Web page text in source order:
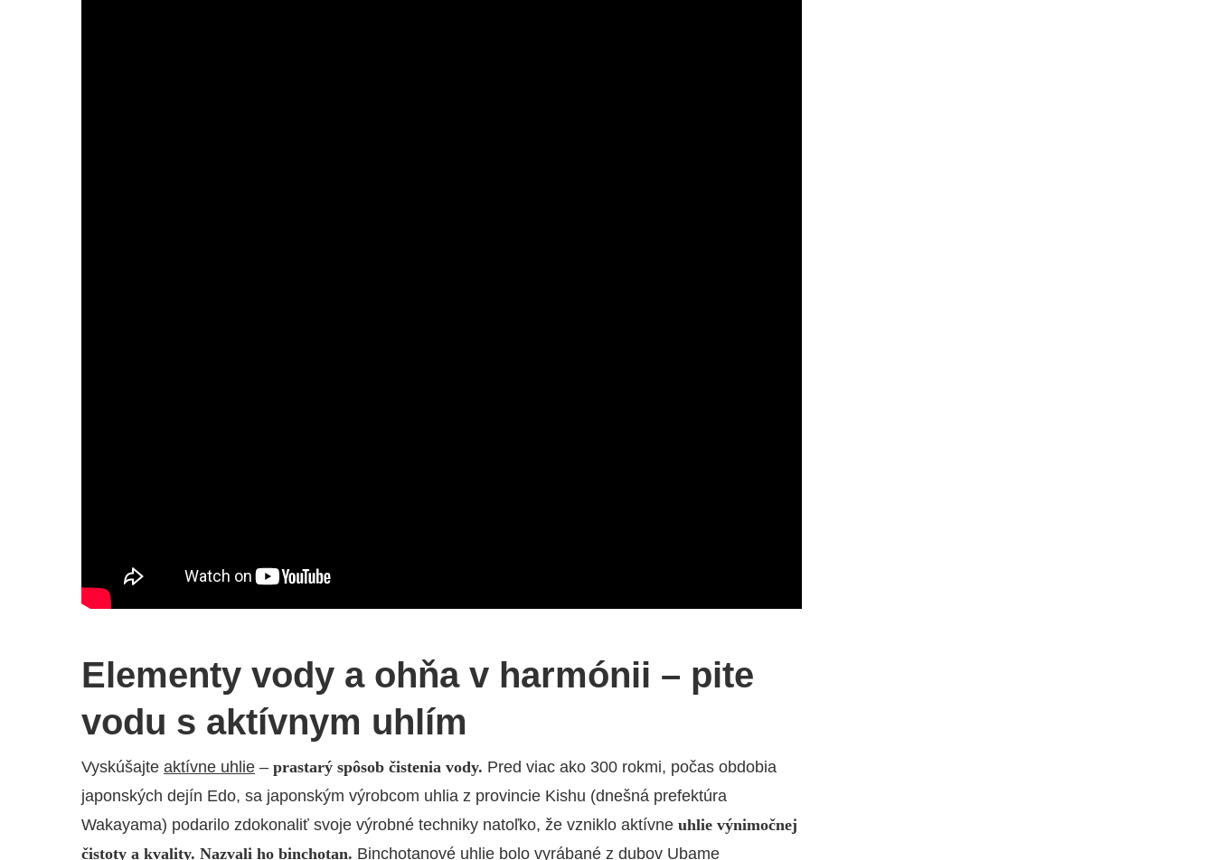
Elementy vody a ohňa v harmónii – pite
vodu s aktívnym uhlím
Vyskúšajte aktívne uhlie – prastarý spôsob čistenia vody. Pred viac ako 300 rokmi, počas obdobia
japonských dejín Edo, sa japonským výrobcom uhlia z provincie Kishu (dnešná prefektúra
Wakayama) podarilo zdokonaliť svoje výrobné techniky natoľko, že vzniklo aktívne uhlie výnimočnej
čistoty a kvality. Nazvali ho binchotan. Binchotanové uhlie bolo vyrábané z dubov Ubame